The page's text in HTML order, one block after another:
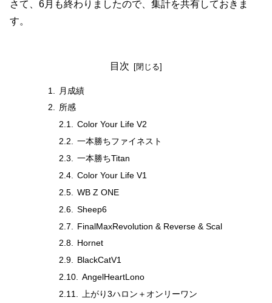
さて、6月も終わりましたので、集計を共有しておきま
す。
目次
月成績
所感
Color Your Life V2
一本勝ちファイネスト
一本勝ちTitan
Color Your Life V1
WB Z ONE
Sheep6
FinalMaxRevolution & Reverse & Scal
Hornet
BlackCatV1
AngelHeartLono
上がり3ハロン＋オンリーワン